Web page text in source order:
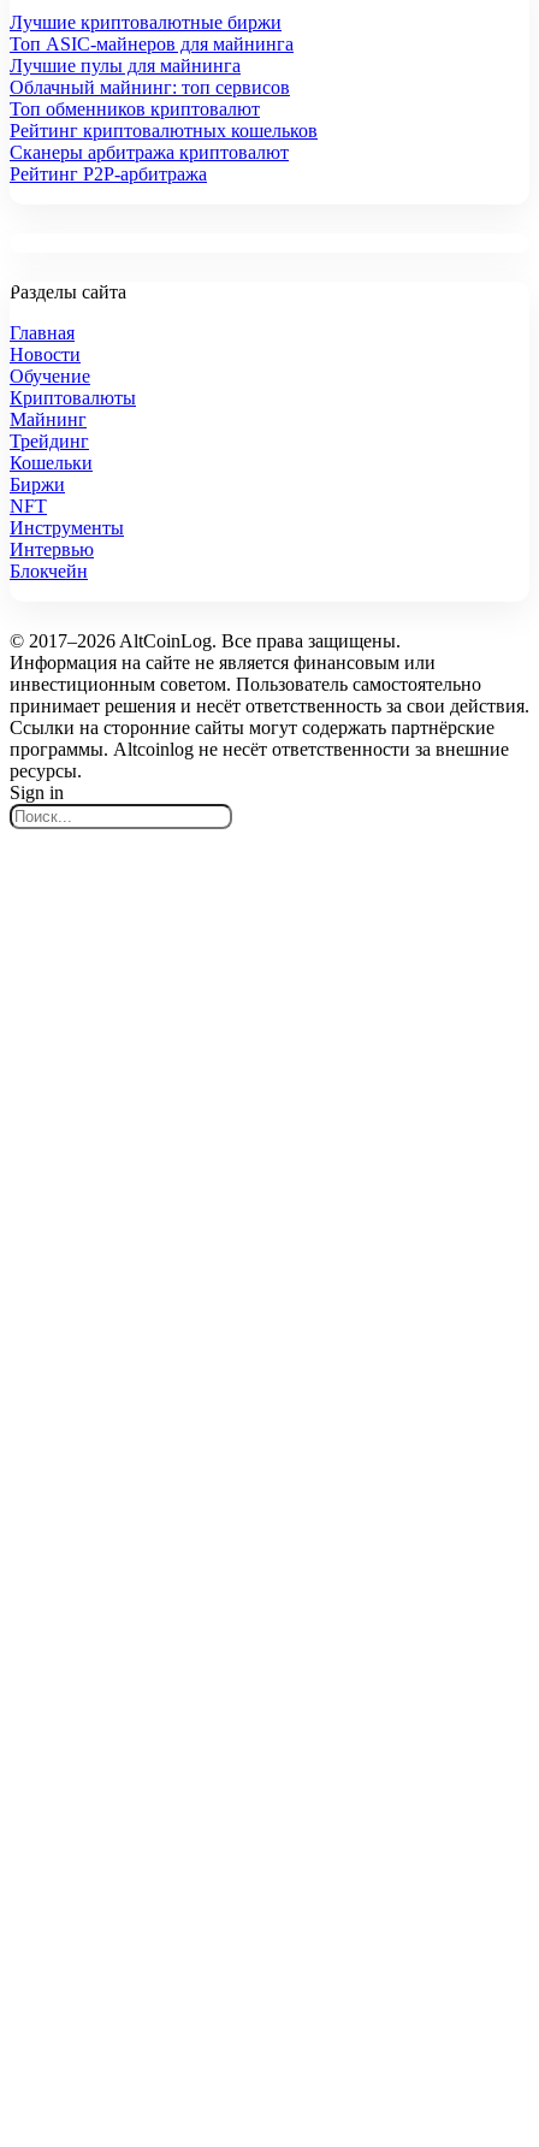
Лучшие криптовалютные биржи
Топ ASIC-майнеров для майнинга
Лучшие пулы для майнинга
Облачный майнинг: топ сервисов
Топ обменников криптовалют
Рейтинг криптовалютных кошельков
Сканеры арбитража криптовалют
Рейтинг P2P-арбитража
Разделы сайта
Главная
Новости
Обучение
Криптовалюты
Майнинг
Трейдинг
Кошельки
Биржи
NFT
Инструменты
Интервью
Блокчейн
© 2017–2026 AltCoinLog. Все права защищены.
Информация на сайте не является финансовым или
инвестиционным советом. Пользователь самостоятельно
принимает решения и несёт ответственность за свои действия.
Ссылки на сторонние сайты могут содержать партнёрские
программы. Altcoinlog не несёт ответственности за внешние
ресурсы.
Sign in